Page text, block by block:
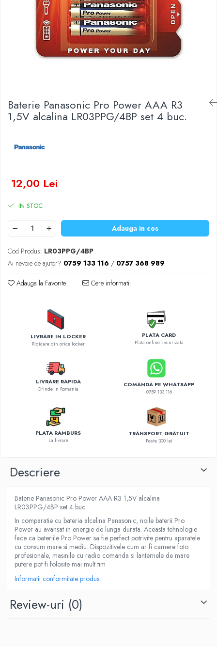
Prelungitoare
Stabilizatoare tensiune
Diverse gadgeturi
Accesorii auto
Roboti pornire
Diverse accesorii auto
Carcase protectie NOCO BOOST
Invertoare Auto
Incarcator masina electrica
Compresoare
Baterii Zinc-Aer
Baterie Panasonic Pro Power AAA R3
1,5V alcalina LR03PPG/4BP set 4 buc.
12,00 Lei
IN STOC
Adauga in cos
Cod Produs: LR03PPG/4BP
Ai nevoie de ajutor? 0759 133 116 / 0757 368 989
Adauga la Favorite Cere informatii
LIVRARE IN LOCKER
Ridicare din orice locker
PLATA CARD
Plata online securizata
LIVRARE RAPIDA
Orinde in Romania
COMANDA PE WHATSAPP
0759 133 116
PLATA RAMBURS
La livrare
TRANSPORT GRATUIT
Peste 300 lei
Descriere
Baterie Panasonic Pro Power AAA R3 1,5V alcalina
LR03PPG/4BP set 4 buc.
In comparatie cu bateria alcalina Panasonic, noile baterii Pro
Power au avansat in energie de lunga durata. Aceasta tehnologie
face ca bateriile Pro Power sa fie perfect potrivite pentru aparatele
cu consum mare si mediu. Dispozitivele cum ar fi camere foto
profesionale, masinile cu radio comanda si lanternele de mare
putere pot fi folosite mai mult tim
Informatii conformitate produs
Review-uri (0)